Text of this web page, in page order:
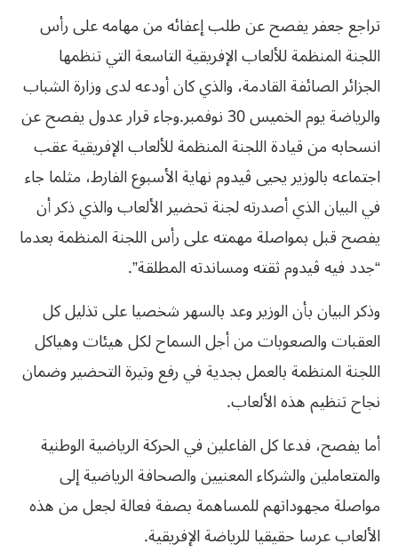
‬والرياضة‮ ‬يوم‮ ‬الخميس‮ ‬30‭ ‬نوفمبر‮.‬وجاء قرار عدول يفصح عن
انسحابه من قيادة اللجنة المنظمة للألعاب الإفريقية عقب
اجتماعه بالوزير يحيى ڤيدوم نهاية الأسبوع الفارط، مثلما جاء
في البيان الذي أصدرته لجنة تحضير الألعاب والذي ذكر أن
يفصح قبل بمواصلة مهمته على رأس اللجنة المنظمة بعدما
“جدد فيه ڤيدوم‮ ‬ثقته‮ ‬ومساندته‮ ‬المطلقة‮”.‬
وذكر‮ ‬البيان‮ ‬بأن‮ ‬الوزير‮ ‬وعد‮ ‬بالسهر‮ ‬شخصيا‮ ‬على‮ ‬تذليل‮ ‬كل‮
‬العقبات‮ ‬والصعوبات‮ ‬من‮ ‬أجل‮ ‬السماح‮ ‬لكل‮ ‬هيئات‮ ‬وهياكل‮
‬اللجنة‮ ‬المنظمة‮ ‬بالعمل‮ ‬بجدية‮ ‬في‮ ‬رفع‮ ‬وتيرة‮ ‬التحضير‮ ‬وضمان‮
‬نجاح‮ ‬تنظيم‮ ‬هذه‮ ‬الألعاب‮. ‬
أما‮ ‬يفصح،‮ ‬فدعا‮ ‬كل‮ ‬الفاعلين‮ ‬في‮ ‬الحركة‮ ‬الرياضية‮ ‬الوطنية‮
‬والمتعاملين‮ ‬والشركاء‮ ‬المعنيين‮ ‬والصحافة‮ ‬الرياضية‮ ‬إلى‮
‬مواصلة‮ ‬مجهوداتهم‮ ‬للمساهمة‮ ‬بصفة‮ ‬فعالة‮ ‬لجعل‮ ‬من‮ ‬هذه‮
‬الألعاب‮ ‬عرسا‮ ‬حقيقيا‮ ‬للرياضة‮ ‬الإفريقية‮.‬